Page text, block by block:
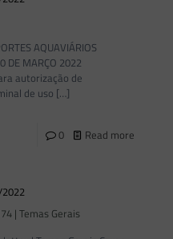
AQUAVIÁRIOS
DE MARÇO 2022
autorização de
de uso […]
0 Read more
| Temas Gerais